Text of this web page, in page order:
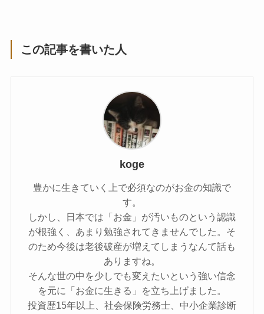
この記事を書いた人
koge
豊かに生きていく上で必須なのがお金の知識で
す。
しかし、日本では「お金」が汚いものという認識
が根強く、あまり勉強されてきませんでした。そ
のため今後は老後破産が増えてしまうなんて話も
ありますね。
そんな世の中を少しでも変えたいという強い信念
を元に「お金に生きる」を立ち上げました。
投資歴15年以上、社会保険労務士、中小企業診断